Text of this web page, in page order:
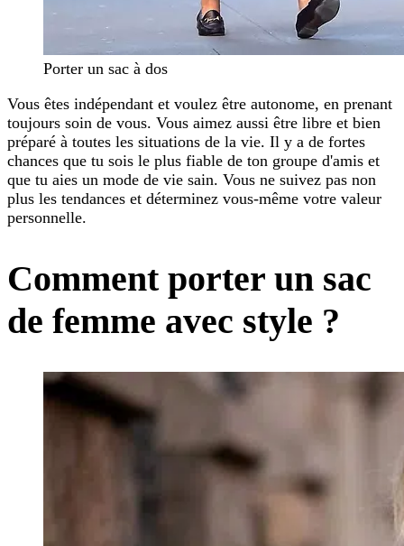
Porter un sac à dos
Vous êtes indépendant et voulez être autonome, en prenant
toujours soin de vous. Vous aimez aussi être libre et bien
préparé à toutes les situations de la vie. Il y a de fortes
chances que tu sois le plus fiable de ton groupe d'amis et
que tu aies un mode de vie sain. Vous ne suivez pas non
plus les tendances et déterminez vous-même votre valeur
personnelle.
Comment porter un sac
de femme avec style ?